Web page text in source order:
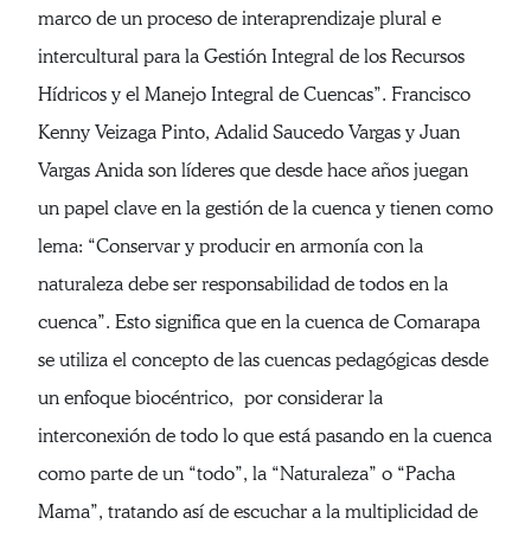
marco de un proceso de interaprendizaje plural e
intercultural para la Gestión Integral de los Recursos
Hídricos y el Manejo Integral de Cuencas”. Francisco
Kenny Veizaga Pinto, Adalid Saucedo Vargas y Juan
Vargas Anida son líderes que desde hace años juegan
un papel clave en la gestión de la cuenca y tienen como
lema: “Conservar y producir en armonía con la
naturaleza debe ser responsabilidad de todos en la
cuenca”. Esto significa que en la cuenca de Comarapa
se utiliza el concepto de las cuencas pedagógicas desde
un enfoque biocéntrico, por considerar la
interconexión de todo lo que está pasando en la cuenca
como parte de un “todo”, la “Naturaleza” o “Pacha
Mama”, tratando así de escuchar a la multiplicidad de